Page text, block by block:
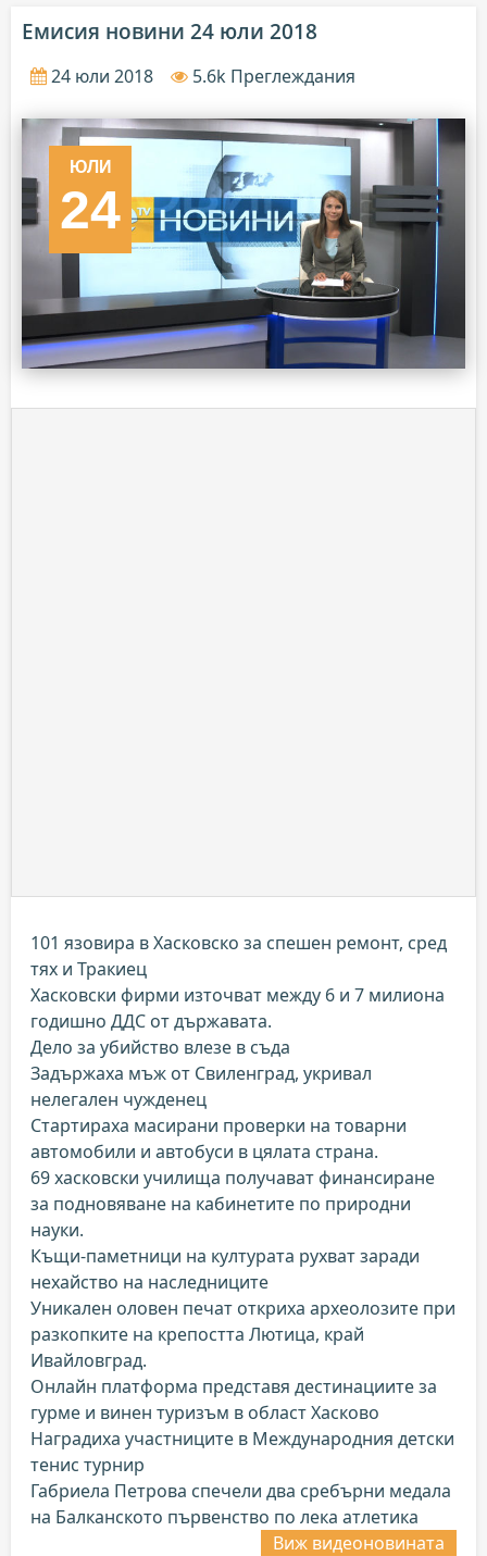
Емисия новини 24 юли 2018
24 юли 2018 5.6k Преглеждания
ЮЛИ
24
101 язовира в Хасковско за спешен ремонт, сред
тях и Тракиец
Хасковски фирми източват между 6 и 7 милиона
годишно ДДС от държавата.
Дело за убийство влезе в съда
Задържаха мъж от Свиленград, укривал
нелегален чужденец
Стартираха масирани проверки на товарни
автомобили и автобуси в цялата страна.
69 хасковски училища получават финансиране
за подновяване на кабинетите по природни
науки.
Къщи-паметници на културата рухват заради
нехайство на наследниците
Уникален оловен печат откриха археолозите при
разкопките на крепостта Лютица, край
Ивайловград.
Онлайн платформа представя дестинациите за
гурме и винен туризъм в област Хасково
Наградиха участниците в Международния детски
тенис турнир
Габриела Петрова спечели два сребърни медала
на Балканското първенство по лека атлетика
Виж видеоновината